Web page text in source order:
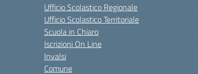
Ufficio Scolastico Regionale
Ufficio Scolastico Territoriale
Scuola in Chiaro
Iscrizioni On Line
Invalsi
Comune